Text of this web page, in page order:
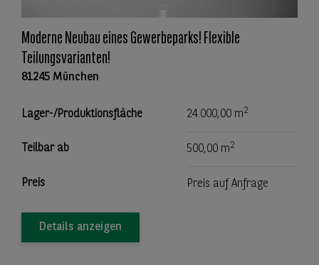
Moderne Neubau eines Gewerbeparks! Flexible
Teilungsvarianten!
81245 München
Lager-/Produktionsfläche 24.000,00 m2
Teilbar ab 500,00 m2
Preis Preis auf Anfrage
Details anzeigen